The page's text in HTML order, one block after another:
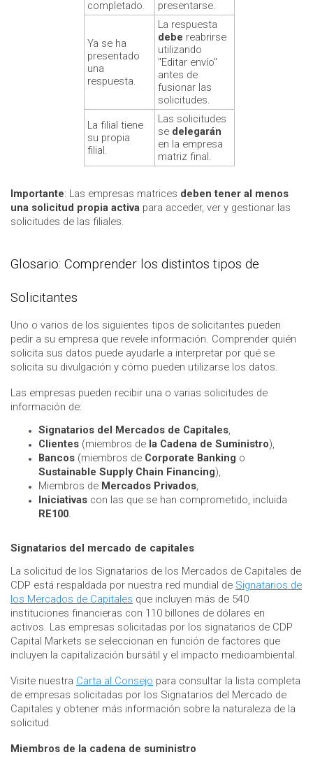
completado. presentarse.
Ya se ha
presentado
una
respuesta.
La respuesta
debe reabrirse
utilizando
"Editar envío"
antes de
fusionar las
solicitudes.
La filial tiene
su propia
filial.
Las solicitudes
se delegarán
en la empresa
matriz final.
Importante: Las empresas matrices deben tener al menos
una solicitud propia activa para acceder, ver y gestionar las
solicitudes de las filiales.
Glosario: Comprender los distintos tipos de
Solicitantes
Uno o varios de los siguientes tipos de solicitantes pueden
pedir a su empresa que revele información. Comprender quién
solicita sus datos puede ayudarle a interpretar por qué se
solicita su divulgación y cómo pueden utilizarse los datos.
Las empresas pueden recibir una o varias solicitudes de
información de:
Signatarios del Mercados de Capitales,
Clientes (miembros de la Cadena de Suministro),
Bancos (miembros de Corporate Banking o
Sustainable Supply Chain Financing),
Miembros de Mercados Privados,
Iniciativas con las que se han comprometido, incluida
RE100.
Signatarios del mercado de capitales
La solicitud de los Signatarios de los Mercados de Capitales de
CDP está respaldada por nuestra red mundial de Signatarios de
los Mercados de Capitales que incluyen más de 540
instituciones financieras con 110 billones de dólares en
activos. Las empresas solicitadas por los signatarios de CDP
Capital Markets se seleccionan en función de factores que
incluyen la capitalización bursátil y el impacto medioambiental.
Visite nuestra Carta al Consejo para consultar la lista completa
de empresas solicitadas por los Signatarios del Mercado de
Capitales y obtener más información sobre la naturaleza de la
solicitud.
Miembros de la cadena de suministro